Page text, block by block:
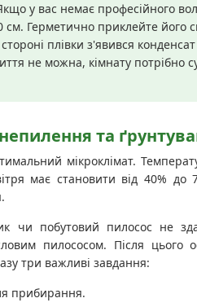
у вас немає професійного
Герметично приклейте його
плівки з'явився
не можна, кімнату потрібно
та
мікроклімат.
має становити від 40% до
побутовий пилосос не
пилососом. Після цього
три важливі завдання:
прибирання.